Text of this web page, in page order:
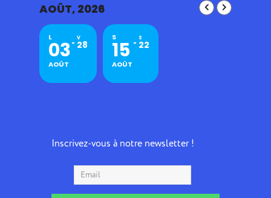
AOÛT, 2026
L
03
AOÛT
V
28
S
15
AOÛT
S
22
Inscrivez-vous à notre newsletter !